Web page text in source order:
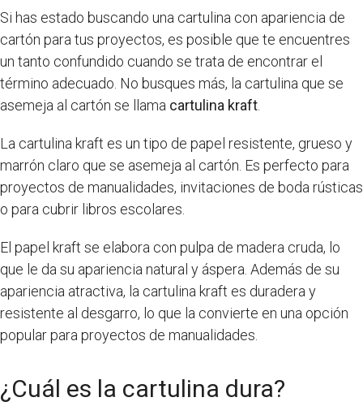
Si has estado buscando una cartulina con apariencia de
cartón para tus proyectos, es posible que te encuentres
un tanto confundido cuando se trata de encontrar el
término adecuado. No busques más, la cartulina que se
asemeja al cartón se llama cartulina kraft
La cartulina kraft es un tipo de papel resistente, grueso y
marrón claro que se asemeja al cartón. Es perfecto para
proyectos de manualidades, invitaciones de boda rústicas
o para cubrir libros escolares.
El papel kraft se elabora con pulpa de madera cruda, lo
que le da su apariencia natural y áspera. Además de su
apariencia atractiva, la cartulina kraft es duradera y
resistente al desgarro, lo que la convierte en una opción
popular para proyectos de manualidades.
¿Cuál es la cartulina dura?